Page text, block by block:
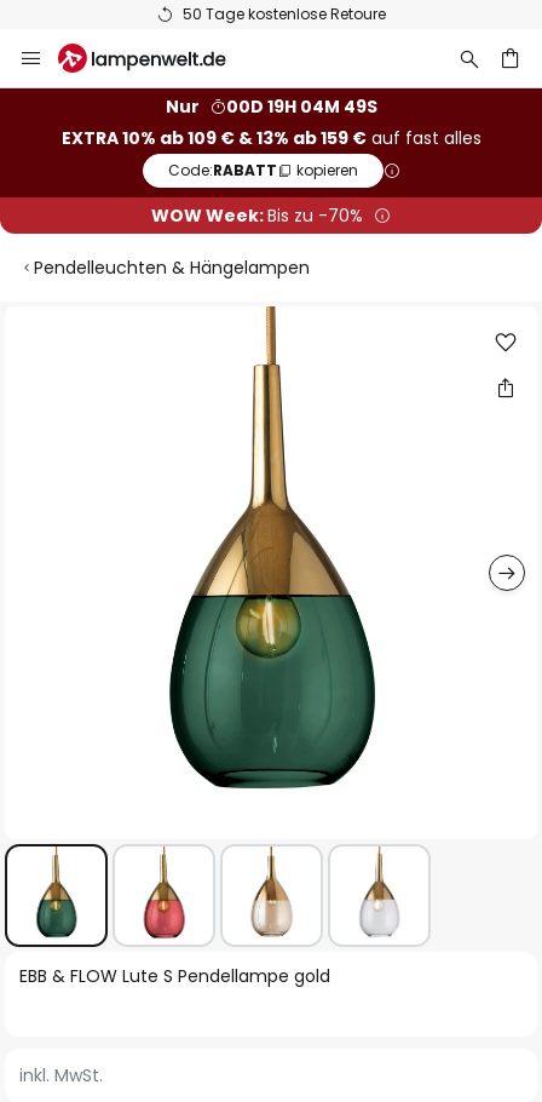
50 Tage kostenlose Retoure
Inhalt
Nur
00D 19H 04M 49S
EXTRA 10% ab 109 € & 13% ab 159 €auf fast alles
Code:RABATT kopieren
WOW Week:Bis zu -70%
Pendelleuchten & Hängelampen
Zum
springen
EBB & FLOW Lute S Pendellampe gold
inkl. MwSt.